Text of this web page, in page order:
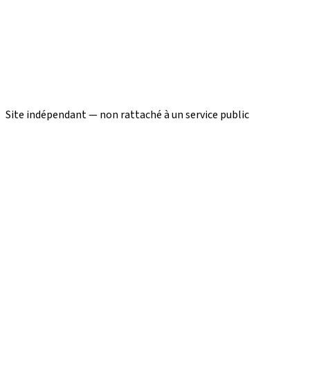
Site indépendant — non rattaché à un service public